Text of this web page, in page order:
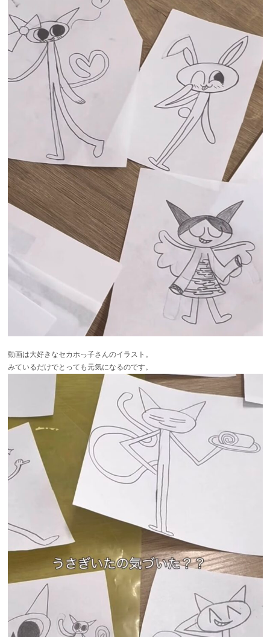
動画は大好きなセカホっ子さんのイラスト。
みているだけでとっても元気になるのです。